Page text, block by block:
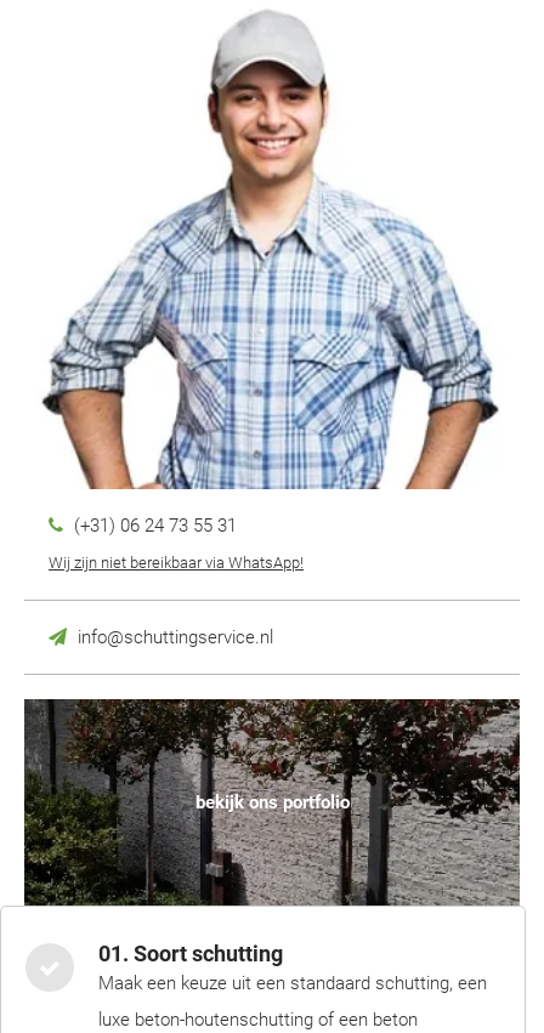
(+31) 06 24 73 55 31
Wij zijn niet bereikbaar via WhatsApp!
info@schuttingservice.nl
bekijk ons portfolio
01. Soort schutting
Maak een keuze uit een standaard schutting, een
luxe beton-houtenschutting of een beton